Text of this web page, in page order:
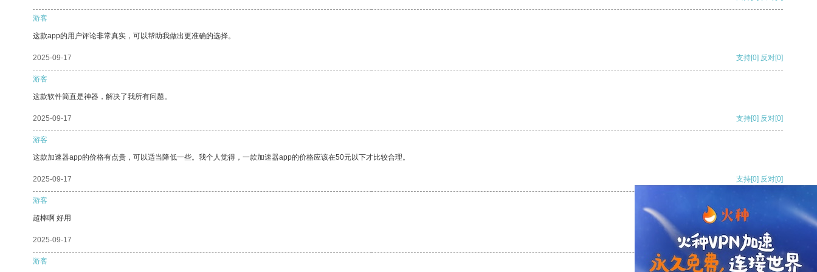
游客
这款app的用户评论非常真实，可以帮助我做出更准确的选择。
2025-09-17 支持[0] 反对[0]
游客
这款软件简直是神器，解决了我所有问题。
2025-09-17 支持[0] 反对[0]
游客
这款加速器app的价格有点贵，可以适当降低一些。我个人觉得，一款加速器app的价格应该在50元以下才比较合理。
2025-09-17 支持[0] 反对[0]
游客
超棒啊 好用
2025-09-17 支持[0] 反对
游客